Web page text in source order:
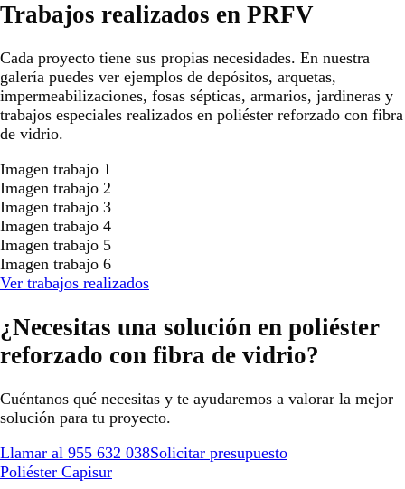
Trabajos realizados en PRFV
Cada proyecto tiene sus propias necesidades. En nuestra
galería puedes ver ejemplos de depósitos, arquetas,
impermeabilizaciones, fosas sépticas, armarios, jardineras y
trabajos especiales realizados en poliéster reforzado con fibra
de vidrio.
Imagen trabajo 1
Imagen trabajo 2
Imagen trabajo 3
Imagen trabajo 4
Imagen trabajo 5
Imagen trabajo 6
Ver trabajos realizados
¿Necesitas una solución en poliéster
reforzado con fibra de vidrio?
Cuéntanos qué necesitas y te ayudaremos a valorar la mejor
solución para tu proyecto.
Llamar al 955 632 038Solicitar presupuesto
Poliéster Capisur